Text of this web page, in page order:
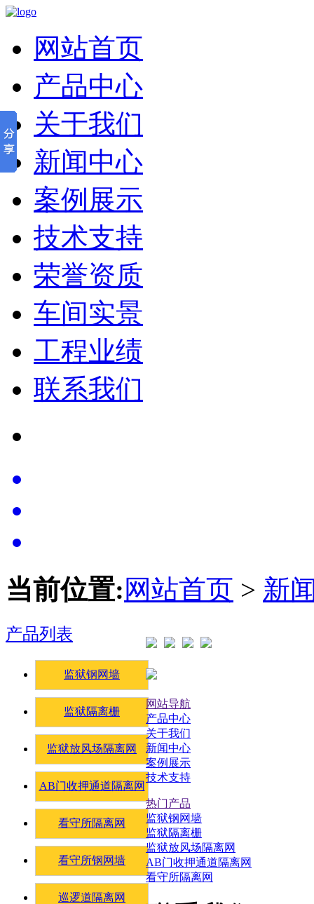
网站首页
产品中心
关于我们
新闻中心
案例展示
技术支持
荣誉资质
车间实景
工程业绩
联系我们
当前位置: 网站首页 > 新
产品列表
监狱钢网墙
监狱隔离栅
监狱放风场隔离网
AB门收押通道隔离网
看守所隔离网
看守所钢网墙
巡逻道隔离网
网站导航
产品中心
关于我们
新闻中心
案例展示
技术支持
热门产品
监狱钢网墙
监狱隔离栅
监狱放风场隔离网
AB门收押通道隔离网
看守所隔离网